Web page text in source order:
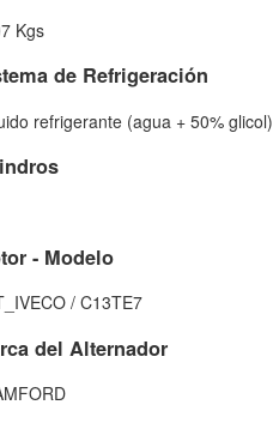
Kgs
de Refrigeración
refrigerante (agua + 50% glicol)
- Modelo
/ C13TE7
del Alternador